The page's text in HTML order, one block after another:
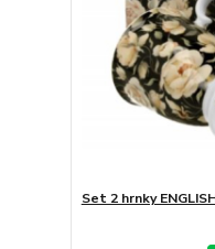
Set 2 hrnky